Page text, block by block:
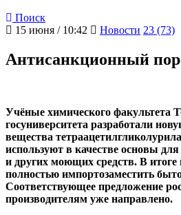
Поиск
15 июня / 10:42
Новости 23 (73)
Антисанкционный
Учёные химического факультета
госуниверситета разработали
вещества
используют в качестве основы
и других моющих средств. В
полностью импортозаместить
Соответствующее предложение
производителям уже направлено.